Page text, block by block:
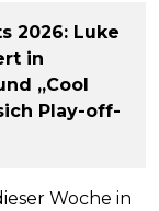
2026: Luke
in
„Cool
Play-off-
Woche in